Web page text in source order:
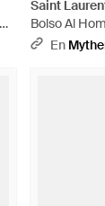
Saint
Bolso Al
Negro
En